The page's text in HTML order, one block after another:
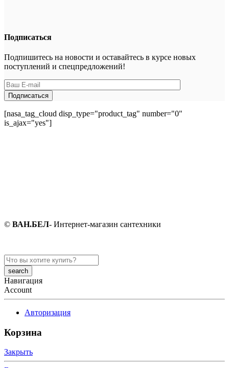
Подписаться
Подпишитесь на новости и оставайтесь в курсе новых
поступлений и спецпредложений!
[nasa_tag_cloud disp_type="product_tag" number="0"
is_ajax="yes"]
© ВАН.БЕЛ- Интернет-магазин сантехники
Search
here
Навигация
Account
Авторизация
Корзина
Закрыть